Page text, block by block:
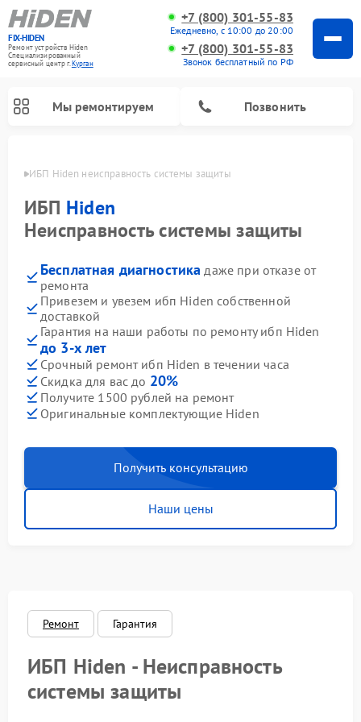
FIX-HIDEN
Ремонт устройств Hiden
Специализированный
cервисный центр г.Курган
+7 (800) 301-55-83
Ежедневно, с 10:00 до 20:00
+7 (800) 301-55-83
Звонок бесплатный по РФ
Мы ремонтируем Позвонить
ИБП Hiden неисправность системы защиты
ИБП Hiden
Неисправность системы защиты
Бесплатная диагностика даже при отказе от
ремонта
Привезем и увезем ибп Hiden собственной
доставкой
Гарантия на наши работы по ремонту ибп Hiden
до 3-х лет
Срочный ремонт ибп Hiden в течении часа
Скидка для вас до 20%
Получите 1500 рублей на ремонт
Оригинальные комплектующие Hiden
Получить консультацию
Наши цены
Ремонт Гарантия
ИБП Hiden - Неисправность
системы защиты